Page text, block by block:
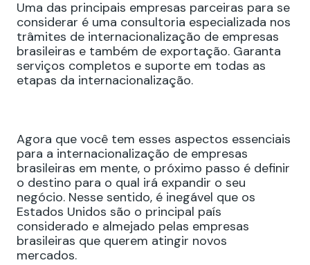
Uma das principais empresas parceiras para se
considerar é uma consultoria especializada nos
trâmites de internacionalização de empresas
brasileiras e também de exportação. Garanta
serviços completos e suporte em todas as
etapas da internacionalização.
Agora que você tem esses aspectos essenciais
para a internacionalização de empresas
brasileiras em mente, o próximo passo é definir
o destino para o qual irá expandir o seu
negócio. Nesse sentido, é inegável que os
Estados Unidos são o principal país
considerado e almejado pelas empresas
brasileiras que querem atingir novos
mercados.